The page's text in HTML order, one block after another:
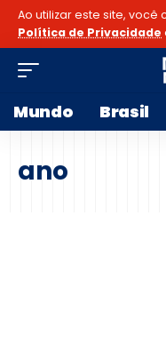
Ao utilizar este site, você
Política de Privacidade
Mundo Brasil
ano